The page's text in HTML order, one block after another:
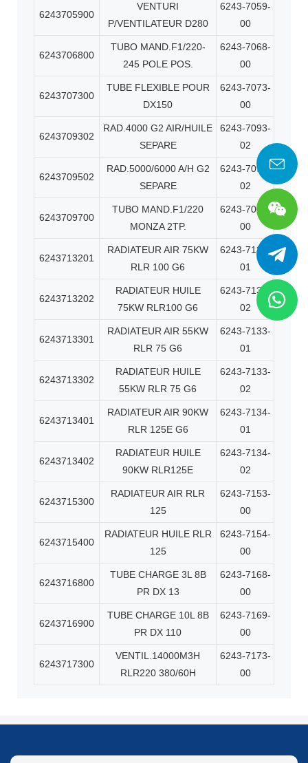
6243705900
VENTURI
P/VENTILATEUR D280
6243-7059-
00
6243706800
TUBO MAND.F1/220-
245 POLE POS.
6243-7068-
00
6243707300
TUBE FLEXIBLE POUR
DX150
6243-7073-
00
6243709302
RAD.4000 G2 AIR/HUILE
SEPARE
6243-7093-
02
6243709502
RAD.5000/6000 A/H G2
SEPARE
6243-7095-
02
6243709700
TUBO MAND.F1/220
MONZA 2TP.
6243-7097-
00
6243713201
RADIATEUR AIR 75KW
RLR 100 G6
6243-7132-
01
6243713202
RADIATEUR HUILE
75KW RLR100 G6
6243-7132-
02
6243713301
RADIATEUR AIR 55KW
RLR 75 G6
6243-7133-
01
6243713302
RADIATEUR HUILE
55KW RLR 75 G6
6243-7133-
02
6243713401
RADIATEUR AIR 90KW
RLR 125E G6
6243-7134-
01
6243713402
RADIATEUR HUILE
90KW RLR125E
6243-7134-
02
6243715300
RADIATEUR AIR RLR
125
6243-7153-
00
6243715400
RADIATEUR HUILE RLR
125
6243-7154-
00
6243716800
TUBE CHARGE 3L 8B
PR DX 13
6243-7168-
00
6243716900
TUBE CHARGE 10L 8B
PR DX 110
6243-7169-
00
6243717300
VENTIL.14000M3H
RLR220 380/60H
6243-7173-
00